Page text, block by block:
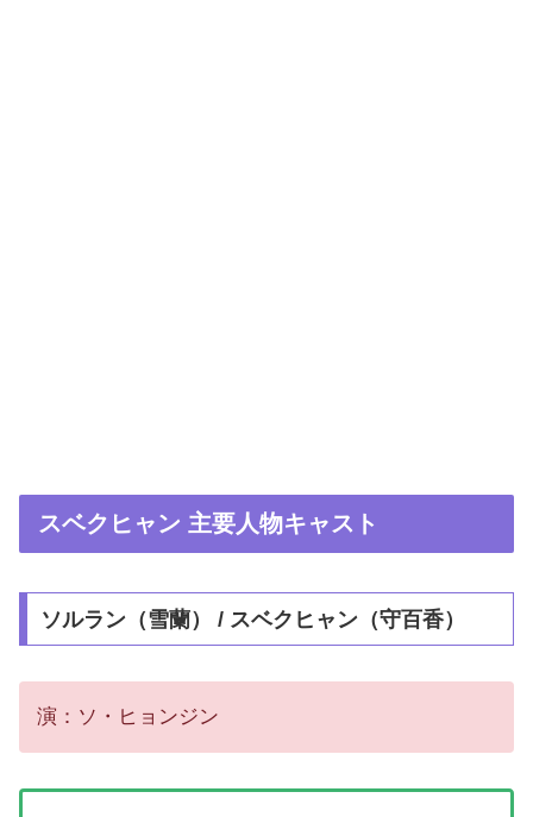
スベクヒャン 主要人物キャスト
ソルラン（雪蘭） / スベクヒャン（守百香）
演：ソ・ヒョンジン